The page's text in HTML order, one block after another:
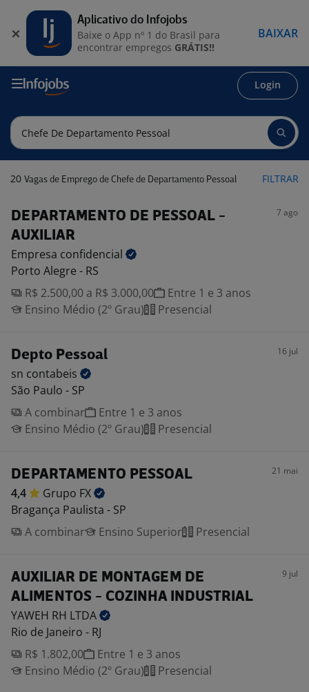
Login
20 Vagas de Emprego de Chefe de Departamento Pessoal FILTRAR
DEPARTAMENTO DE PESSOAL -
AUXILIAR
7 ago
Empresa confidencial
Porto Alegre - RS
R$ 2.500,00 a R$ 3.000,00
Entre 1 e 3 anos
Ensino Médio (2º Grau)
Presencial
Depto Pessoal 16 jul
sn contabeis
São Paulo - SP
A combinar
Entre 1 e 3 anos
Ensino Médio (2º Grau)
Presencial
DEPARTAMENTO PESSOAL 21 mai
4,4 Grupo FX
Bragança Paulista - SP
A combinar
Ensino Superior Presencial
AUXILIAR DE MONTAGEM DE
ALIMENTOS - COZINHA INDUSTRIAL
9 jul
YAWEH RH LTDA
Rio de Janeiro - RJ
R$ 1.802,00
Entre 1 e 3 anos
Ensino Médio (2º Grau)
Presencial
Aplicativo do Infojobs
Baixe o App nº 1 do Brasil para
encontrar empregos GRÁTIS!!
BAIXAR